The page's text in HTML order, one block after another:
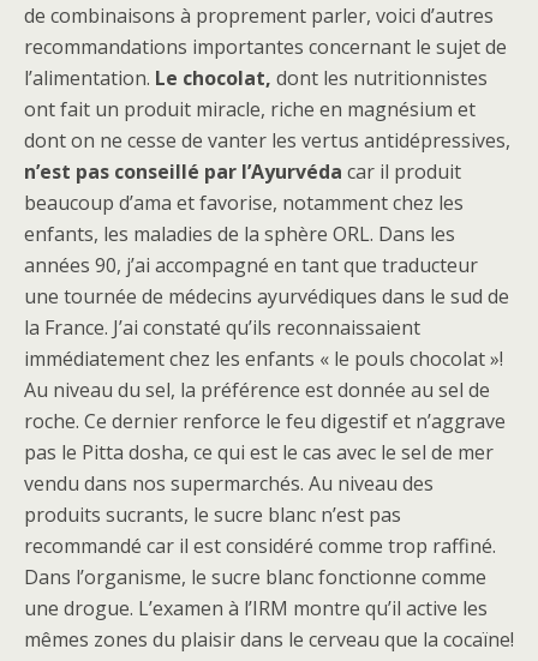
de combinaisons à proprement parler, voici d’autres
recommandations importantes concernant le sujet de
l’alimentation. Le chocolat, dont les nutritionnistes
ont fait un produit miracle, riche en magnésium et
dont on ne cesse de vanter les vertus antidépressives,
n’est pas conseillé par l’Ayurvéda car il produit
beaucoup d’ama et favorise, notamment chez les
enfants, les maladies de la sphère ORL. Dans les
années 90, j’ai accompagné en tant que traducteur
une tournée de médecins ayurvédiques dans le sud de
la France. J’ai constaté qu’ils reconnaissaient
immédiatement chez les enfants « le pouls chocolat »!
Au niveau du sel, la préférence est donnée au sel de
roche. Ce dernier renforce le feu digestif et n’aggrave
pas le Pitta dosha, ce qui est le cas avec le sel de mer
vendu dans nos supermarchés. Au niveau des
produits sucrants, le sucre blanc n’est pas
recommandé car il est considéré comme trop raffiné.
Dans l’organisme, le sucre blanc fonctionne comme
une drogue. L’examen à l’IRM montre qu’il active les
mêmes zones du plaisir dans le cerveau que la cocaïne!